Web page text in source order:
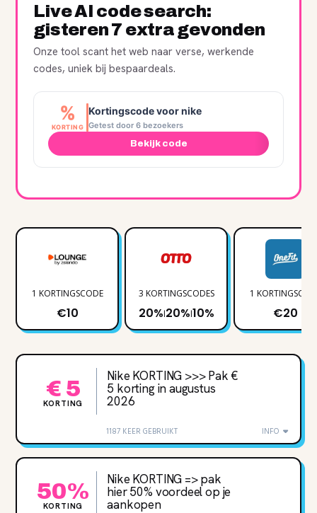
Live AI code search:
gisteren 7 extra gevonden
Onze tool scant het web naar verse, werkende
codes, uniek bij bespaardeals.
%
KORTING
Kortingscode voor nike
Getest door 6 bezoekers
Bekijk code
1 KORTINGSCODE
€10
3 KORTINGSCODES
20%|20%|10%
1
€20
€ 5
KORTING
Nike KORTING >>> Pak €
5 korting in augustus
2026
1187 KEER GEBRUIKT INFO
50%
KORTING
Nike KORTING => pak
hier 50% voordeel op je
aankopen